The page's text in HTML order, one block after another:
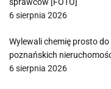
6 sierpnia 2026
Wylewali chemię prosto
poznańskich
6 sierpnia 2026